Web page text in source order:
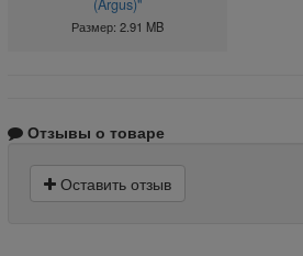
(Argus)"
Размер: 2.91 MB
Отзывы о товаре
Оставить отзыв